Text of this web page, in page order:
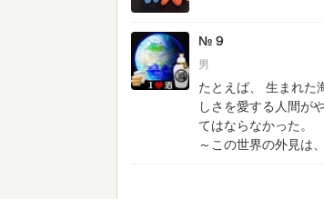
№９
男
たとえば、 生まれた
しさを愛する人間が
てはならなかった。
～この世界の外見は